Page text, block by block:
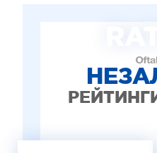
ДИТЯЧА ОФТАЛЬМОЛОГІЯ
ЛІКУВАННЯ
ЕСТЕТИЧНА ХІРУРГІЯ